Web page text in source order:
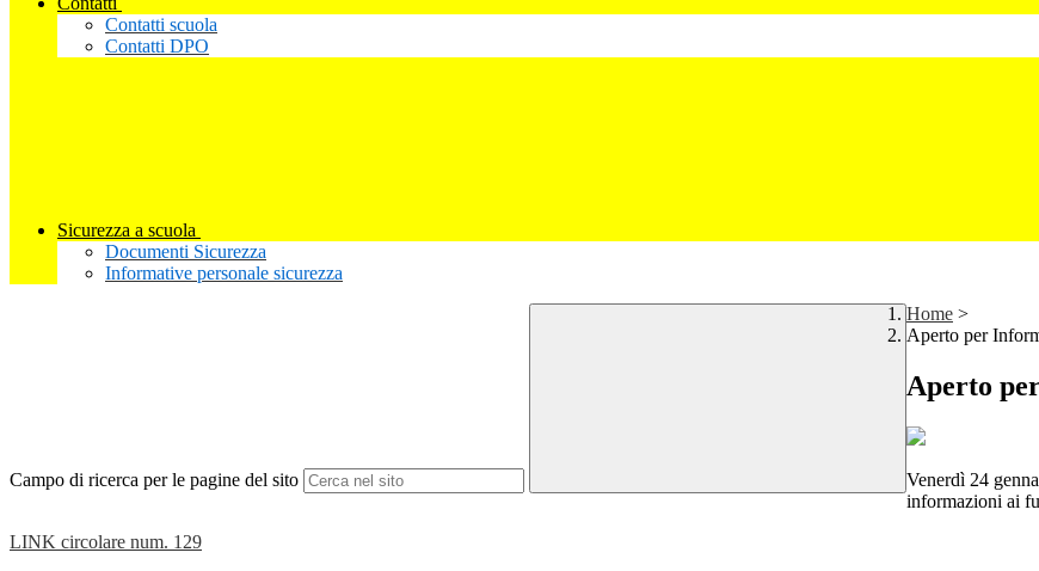
Contatti scuola
Contatti DPO
Sicurezza a scuola
Documenti Sicurezza
Informative personale sicurezza
Campo di ricerca per le pagine del sito
Home >
Aperto per
Aperto
Venerdì 24
informazioni ai
LINK circolare num. 129